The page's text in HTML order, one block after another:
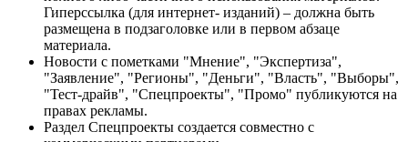
Гиперссылка (для интернет- изданий) – должна быть
размещена в подзаголовке или в первом абзаце
материала.
Новости с пометками "Мнение", "Экспертиза",
"Заявление", "Регионы", "Деньги", "Власть", "Выборы",
"Тест-драйв", "Спецпроекты", "Промо" публикуются на
правах рекламы.
Раздел Спецпроекты создается совместно с